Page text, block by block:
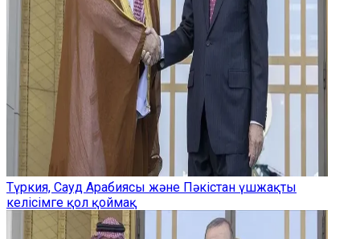
Түркия, Сауд Арабиясы және Пәкістан үшжақты
келісімге қол қоймақ